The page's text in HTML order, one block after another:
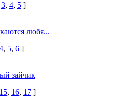
3, 4, 5 ]
любя...
4, 5, 6 ]
зайчик
15, 16, 17 ]